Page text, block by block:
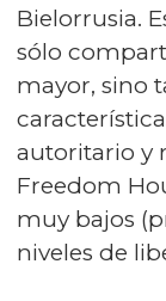
Bielorrusia.
sólo
mayor, sino
autoritario y
Freedom
muy bajos
niveles de